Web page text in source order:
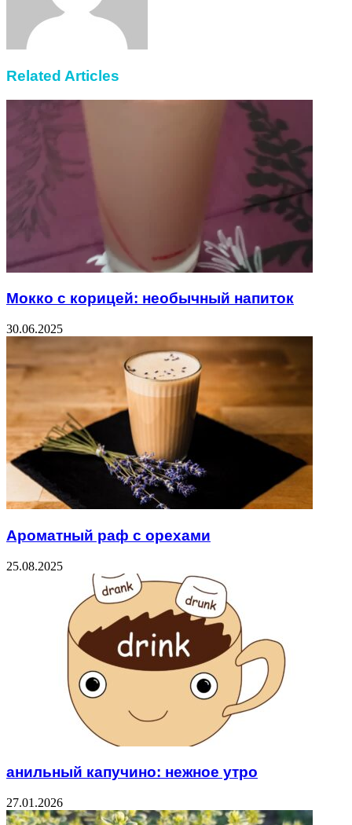
Related Articles
Мокко с корицей: необычный напиток
30.06.2025
Ароматный раф с орехами
25.08.2025
анильный капучино: нежное утро
27.01.2026